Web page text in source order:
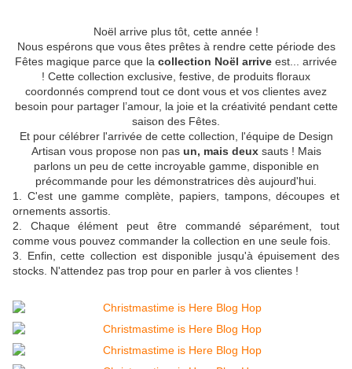
Noël arrive plus tôt, cette année !
Nous espérons que vous êtes prêtes à rendre cette période des
Fêtes magique parce que la collection Noël arrive est... arrivée
! Cette collection exclusive, festive, de produits floraux
coordonnés comprend tout ce dont vous et vos clientes avez
besoin pour partager l’amour, la joie et la créativité pendant cette
saison des Fêtes.
Et pour célébrer l'arrivée de cette collection, l'équipe de Design
Artisan vous propose non pas un, mais deux sauts ! Mais
parlons un peu de cette incroyable gamme, disponible en
précommande pour les démonstratrices dès aujourd'hui.
1. C'est une gamme complète, papiers, tampons, découpes et
ornements assortis.
2. Chaque élément peut être commandé séparément, tout
comme vous pouvez commander la collection en une seule fois.
3. Enfin, cette collection est disponible jusqu'à épuisement des
stocks. N'attendez pas trop pour en parler à vos clientes !